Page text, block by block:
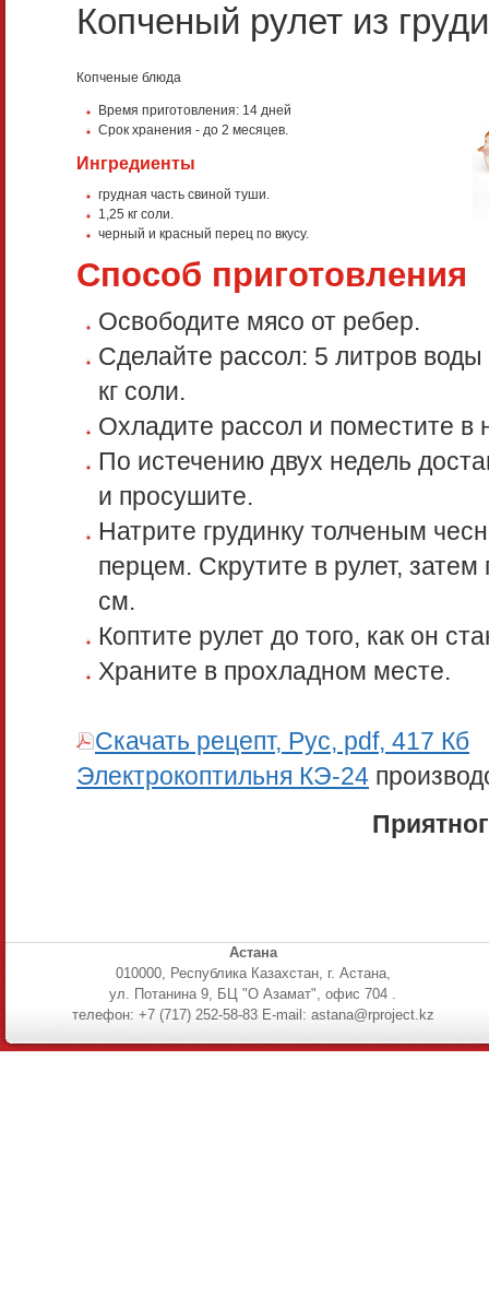
Копченый рулет из
Копченые блюда
Время приготовления: 14 дней
Срок хранения - до 2 месяцев.
Ингредиенты
грудная часть свиной туши.
1,25 кг соли.
черный и красный перец по вкусу.
Способ приготовления
Освободите мясо от ребер.
Сделайте рассол: 5 литров
кг соли.
Охладите рассол и поместите в
По истечению двух недель
и просушите.
Натрите грудинку толченым
перцем. Скрутите в рулет,
см.
Коптите рулет до того, как он
Храните в прохладном месте.
Скачать рецепт, Рус, pdf, 417 Кб
Электрокоптильня КЭ-24
Астана
010000, Республика Казахстан, г. Астана,
ул. Потанина 9, БЦ "О Азамат", офис 704 .
телефон: +7 (717) 252-58-83 E-mail: astana@rproject.kz